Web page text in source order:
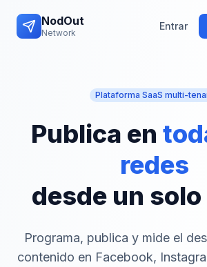
NodOut
Network
Entrar
Plataforma SaaS multi-
Publica en
redes
desde un
Programa, publica y mide el
contenido en Facebook,